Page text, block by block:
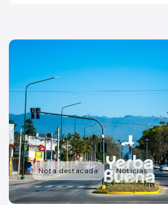
Nota destacada Noticias